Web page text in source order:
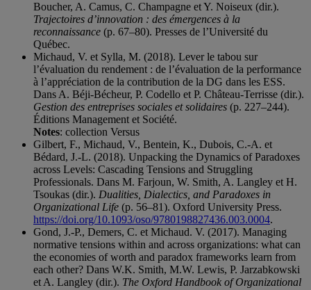
Boucher, A. Camus, C. Champagne et Y. Noiseux (dir.).
Trajectoires d’innovation : des émergences à la
reconnaissance (p. 67–80). Presses de l’Université du
Québec.
Michaud, V. et Sylla, M. (2018). Lever le tabou sur
l’évaluation du rendement : de l’évaluation de la performance
à l’appréciation de la contribution de la DG dans les ESS.
Dans A. Béji-Bécheur, P. Codello et P. Château-Terrisse (dir.).
Gestion des entreprises sociales et solidaires (p. 227–244).
Éditions Management et Société.
Notes: collection Versus
Gilbert, F., Michaud, V., Bentein, K., Dubois, C.-A. et
Bédard, J.-L. (2018). Unpacking the Dynamics of Paradoxes
across Levels: Cascading Tensions and Struggling
Professionals. Dans M. Farjoun, W. Smith, A. Langley et H.
Tsoukas (dir.). Dualities, Dialectics, and Paradoxes in
Organizational Life (p. 56–81). Oxford University Press.
https://doi.org/10.1093/oso/9780198827436.003.0004.
Gond, J.-P., Demers, C. et Michaud. V. (2017). Managing
normative tensions within and across organizations: what can
the economies of worth and paradox frameworks learn from
each other? Dans W.K. Smith, M.W. Lewis, P. Jarzabkowski
et A. Langley (dir.). The Oxford Handbook of Organizational